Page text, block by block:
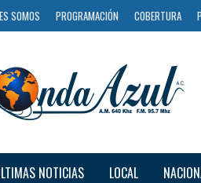
SOMOS PROGRAMACIÓN COBERTURA
NOTICIAS LOCAL